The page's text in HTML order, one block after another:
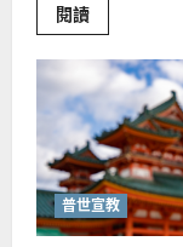
閱讀Read
more
向
信
奉
道
教
者
傳
福
音
｜
陳
普世宣教